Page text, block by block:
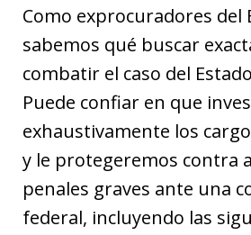
Como exprocuradores del
sabemos qué buscar
combatir el caso del
Puede confiar en que
exhaustivamente los
y le protegeremos contra
penales graves ante una
federal, incluyendo las